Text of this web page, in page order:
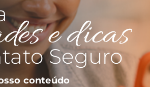
e dicas
Seguro
conteúdo